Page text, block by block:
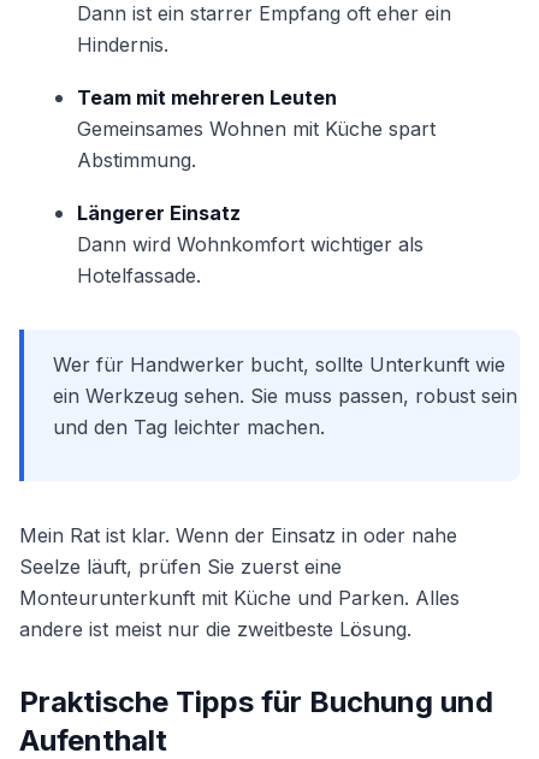
Dann ist ein starrer Empfang oft eher ein
Hindernis.
Team mit mehreren Leuten
Gemeinsames Wohnen mit Küche spart
Abstimmung.
Längerer Einsatz
Dann wird Wohnkomfort wichtiger als
Hotelfassade.
Wer für Handwerker bucht, sollte Unterkunft wie
ein Werkzeug sehen. Sie muss passen, robust sein
und den Tag leichter machen.
Mein Rat ist klar. Wenn der Einsatz in oder nahe
Seelze läuft, prüfen Sie zuerst eine
Monteurunterkunft mit Küche und Parken. Alles
andere ist meist nur die zweitbeste Lösung.
Praktische Tipps für Buchung und
Aufenthalt